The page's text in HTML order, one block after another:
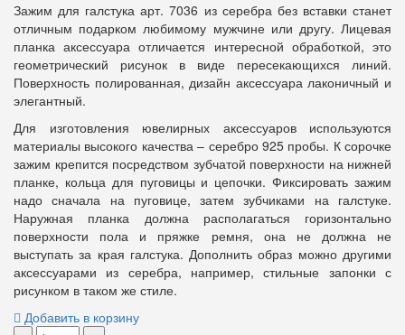
Зажим для галстука арт. 7036 из серебра без вставки станет
отличным подарком любимому мужчине или другу. Лицевая
планка аксессуара отличается интересной обработкой, это
геометрический рисунок в виде пересекающихся линий.
Поверхность полированная, дизайн аксессуара лаконичный и
элегантный.
Для изготовления ювелирных аксессуаров используются
материалы высокого качества – серебро 925 пробы. К сорочке
зажим крепится посредством зубчатой поверхности на нижней
планке, кольца для пуговицы и цепочки. Фиксировать зажим
надо сначала на пуговице, затем зубчиками на галстуке.
Наружная планка должна располагаться горизонтально
поверхности пола и пряжке ремня, она не должна не
выступать за края галстука. Дополнить образ можно другими
аксессуарами из серебра, например, стильные запонки с
рисунком в таком же стиле.
Добавить в корзину